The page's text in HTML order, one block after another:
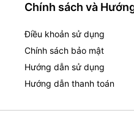
Chính sách và
Điều khoản sử dụng
Chính sách bảo mật
Hướng dẫn sử dụng
Hướng dẫn thanh toán